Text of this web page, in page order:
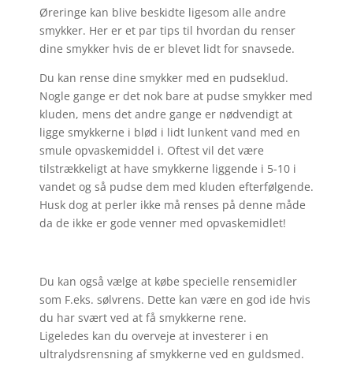
Øreringe kan blive beskidte ligesom alle andre
smykker. Her er et par tips til hvordan du renser
dine smykker hvis de er blevet lidt for snavsede.
Du kan rense dine smykker med en pudseklud.
Nogle gange er det nok bare at pudse smykker med
kluden, mens det andre gange er nødvendigt at
ligge smykkerne i blød i lidt lunkent vand med en
smule opvaskemiddel i. Oftest vil det være
tilstrækkeligt at have smykkerne liggende i 5-10 i
vandet og så pudse dem med kluden efterfølgende.
Husk dog at perler ikke må renses på denne måde
da de ikke er gode venner med opvaskemidlet!
Du kan også vælge at købe specielle rensemidler
som F.eks. sølvrens. Dette kan være en god ide hvis
du har svært ved at få smykkerne rene.
Ligeledes kan du overveje at investerer i en
ultralydsrensning af smykkerne ved en guldsmed.